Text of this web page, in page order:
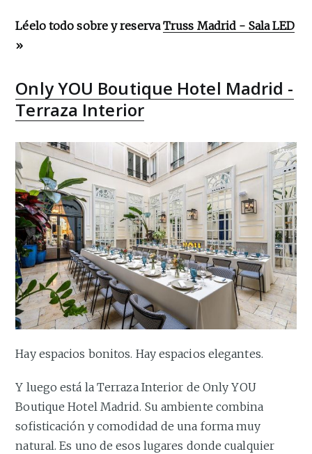
Léelo todo sobre y reservaTruss Madrid - Sala LED
»
Only YOU Boutique Hotel Madrid -
Terraza Interior
Hay espacios bonitos. Hay espacios elegantes.
Y luego está la Terraza Interior de Only YOU
Boutique Hotel Madrid. Su ambiente combina
sofisticación y comodidad de una forma muy
natural. Es uno de esos lugares donde cualquier